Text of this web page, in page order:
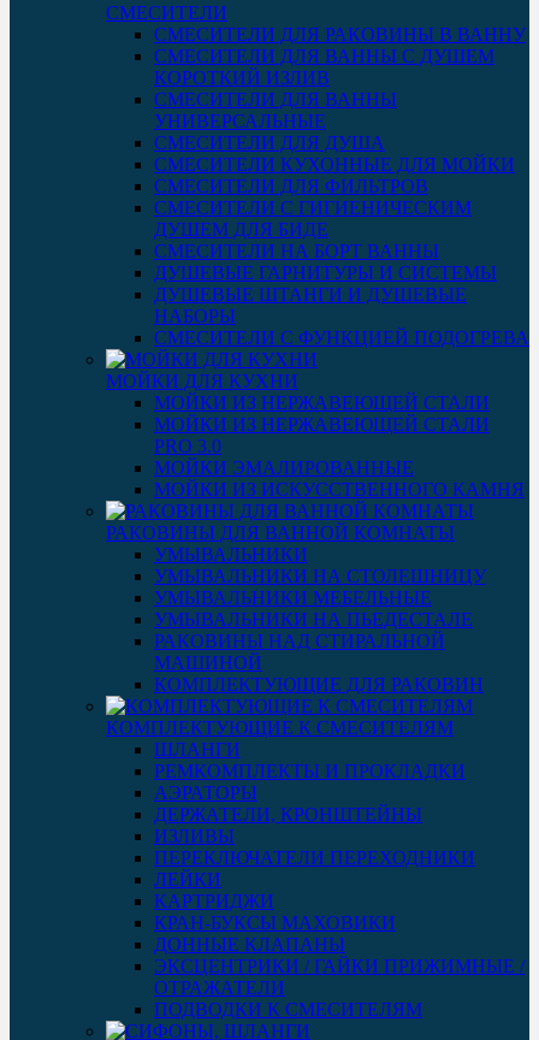
СМЕСИТЕЛИ
СМЕСИТЕЛИ ДЛЯ РАКОВИНЫ В ВАННУ
СМЕСИТЕЛИ ДЛЯ ВАННЫ С ДУШЕМ
КОРОТКИЙ ИЗЛИВ
СМЕСИТЕЛИ ДЛЯ ВАННЫ
УНИВЕРСАЛЬНЫЕ
СМЕСИТЕЛИ ДЛЯ ДУША
СМЕСИТЕЛИ КУХОННЫЕ ДЛЯ МОЙКИ
СМЕСИТЕЛИ ДЛЯ ФИЛЬТРОВ
СМЕСИТЕЛИ С ГИГИЕНИЧЕСКИМ
ДУШЕМ ДЛЯ БИДЕ
СМЕСИТЕЛИ НА БОРТ ВАННЫ
ДУШЕВЫЕ ГАРНИТУРЫ И СИСТЕМЫ
ДУШЕВЫЕ ШТАНГИ И ДУШЕВЫЕ
НАБОРЫ
СМЕСИТЕЛИ С ФУНКЦИЕЙ ПОДОГРЕВА
МОЙКИ ДЛЯ КУХНИ
МОЙКИ ИЗ НЕРЖАВЕЮЩЕЙ СТАЛИ
МОЙКИ ИЗ НЕРЖАВЕЮЩЕЙ СТАЛИ
PRO 3.0
МОЙКИ ЭМАЛИРОВАННЫЕ
МОЙКИ ИЗ ИСКУССТВЕННОГО КАМНЯ
РАКОВИНЫ ДЛЯ ВАННОЙ КОМНАТЫ
УМЫВАЛЬНИКИ
УМЫВАЛЬНИКИ НА СТОЛЕШНИЦУ
УМЫВАЛЬНИКИ МЕБЕЛЬНЫЕ
УМЫВАЛЬНИКИ НА ПЬЕДЕСТАЛЕ
РАКОВИНЫ НАД СТИРАЛЬНОЙ
МАШИНОЙ
КОМПЛЕКТУЮЩИЕ ДЛЯ РАКОВИН
КОМПЛЕКТУЮЩИЕ К СМЕСИТЕЛЯМ
ШЛАНГИ
РЕМКОМПЛЕКТЫ И ПРОКЛАДКИ
АЭРАТОРЫ
ДЕРЖАТЕЛИ, КРОНШТЕЙНЫ
ИЗЛИВЫ
ПЕРЕКЛЮЧАТЕЛИ ПЕРЕХОДНИКИ
ЛЕЙКИ
КАРТРИДЖИ
КРАН-БУКСЫ МАХОВИКИ
ДОННЫЕ КЛАПАНЫ
ЭКСЦЕНТРИКИ / ГАЙКИ ПРИЖИМНЫЕ /
ОТРАЖАТЕЛИ
ПОДВОДКИ К СМЕСИТЕЛЯМ